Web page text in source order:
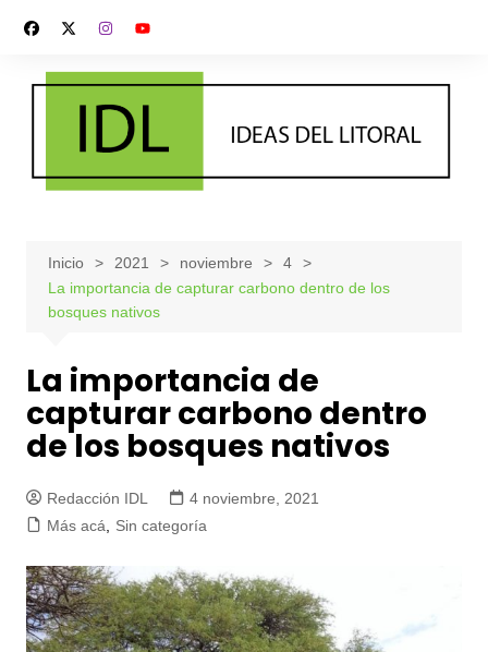
contenido
Inicio 2021 noviembre
4
La importancia de capturar carbono dentro de los
bosques nativos
La importancia de
capturar carbono dentro
de los bosques nativos
Redacción IDL
4 noviembre, 2021
Más acá, Sin categoría